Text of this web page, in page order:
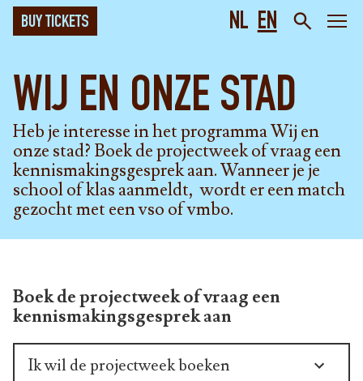
NL EN
BUY TICKETS
WIJ EN ONZE STAD
Heb je interesse in het programma Wij en
onze stad? Boek de projectweek of vraag een
kennismakingsgesprek aan. Wanneer je je
school of klas aanmeldt, wordt er een match
gezocht met een vso of vmbo.
Boek de projectweek of vraag een
kennismakingsgesprek aan
Selecteer een optie
Geselecteerde optie:
Ik wil de projectweek boeken